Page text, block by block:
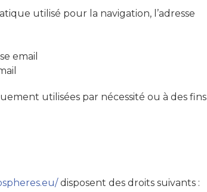
utilisé pour la navigation, l’adresse
email
utilisées par nécessité ou à des fins
disposent des droits suivants :